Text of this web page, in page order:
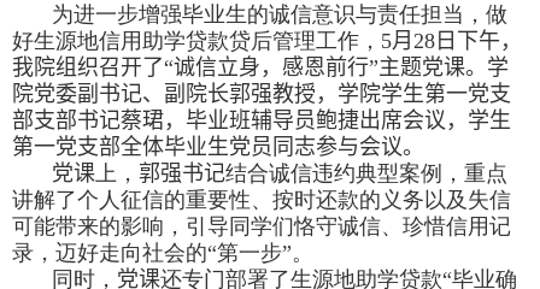
为进一步增强毕业生的诚信意识与责任担当，做
好生源地信用助学贷款贷后管理工作， 5月 28 日下午 ，
我院组织召开了“诚信立身，感恩前行”主题党课。 学
院党委副书记、副院长郭强教授，学院学生第一党支
部支部书记蔡珺，毕业班辅导员鲍捷出席会议，学生
第一党支部全体毕业生党员同志参与会议。
党课 上， 郭强书记结合诚信违约典型案例，重点
讲解了个人征信的重要性、按时还款的义务以及失信
可能带来的影响，引导同学们恪守诚信、珍惜信用记
录，迈好走向社会的“第一步”。
同时， 党课还专门部署了生源地助学贷款“毕业确